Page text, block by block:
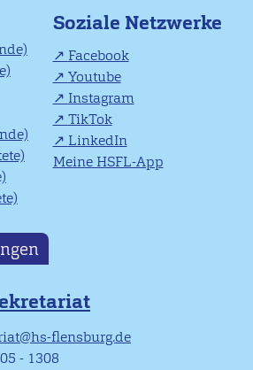
Soziale Netzwerke
Facebook
Youtube
Instagram
TikTok
LinkedIn
Meine HSFL-App
flensburg.de
- 1308